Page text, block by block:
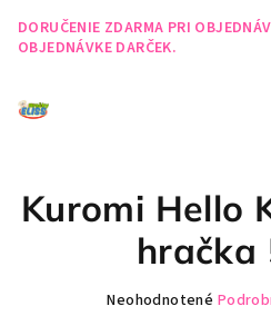
obsah
DORUČENIE ZDARMA PRI
OBJEDNÁVKE DARČEK.
Kuromi Hello
hračka
Priemerné
Neohodnotené